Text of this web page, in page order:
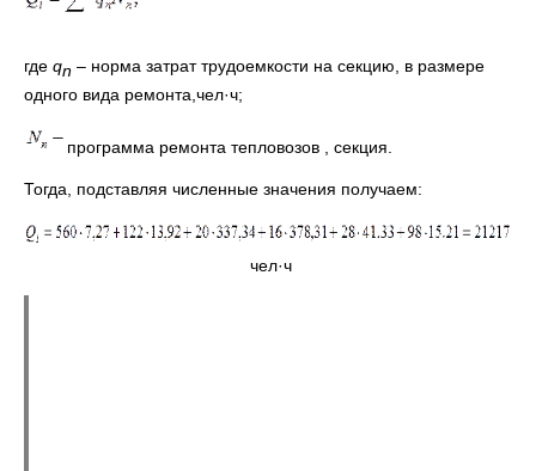
где qn – норма затрат трудоемкости на секцию, в размере
одного вида ремонта,чел·ч;
программа ремонта тепловозов , секция.
Тогда, подставляя численные значения получаем:
чел·ч